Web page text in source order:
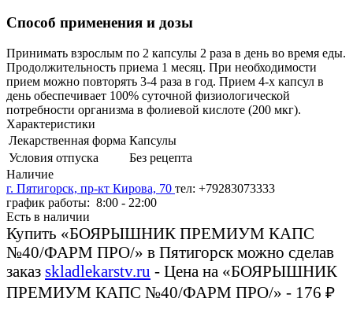
Способ применения и дозы
Принимать взрослым по 2 капсулы 2 раза в день во время еды.
Продолжительность приема 1 месяц. При необходимости
прием можно повторять 3-4 раза в год. Прием 4-х капсул в
день обеспечивает 100% суточной физиологической
потребности организма в фолиевой кислоте (200 мкг).
Характеристики
Лекарственная форма Капсулы
Условия отпуска
Без рецепта
Наличие
г. Пятигорск, пр-кт Кирова, 70 тел: +79283073333
график работы: 8:00 - 22:00
Есть в наличии
Купить «БОЯРЫШНИК ПРЕМИУМ КАПС
№40/ФАРМ ПРО/» в Пятигорск можно сделав
заказ skladlekarstv.ru - Цена на «БОЯРЫШНИК
ПРЕМИУМ КАПС №40/ФАРМ ПРО/» - 176 ₽